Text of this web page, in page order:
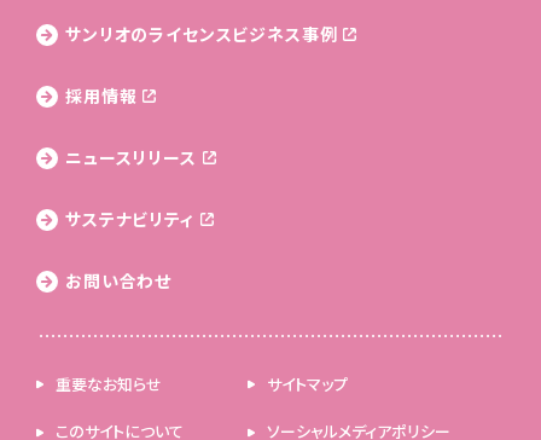
サンリオのライセンスビジネス事例
採用情報
ニュースリリース
サステナビリティ
お問い合わせ
重要なお知らせ サイトマップ
このサイトについて ソーシャルメディアポリシー